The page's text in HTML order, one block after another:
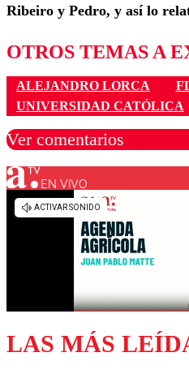
Ribeiro y Pedro, y así lo
OTROS TEMAS A
ALEJANDRO LORCA
UNIVERSIDAD CATÓLICA
Ver comentarios
Los comentarios son
diálogo
EN VIVO
LAS MÁS